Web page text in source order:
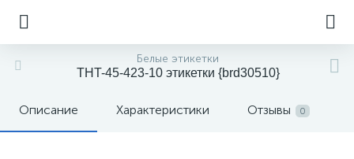
Белые этикетки
THT-45-423-10 этикетки {brd30510}
Описание Характеристики Отзывы 0